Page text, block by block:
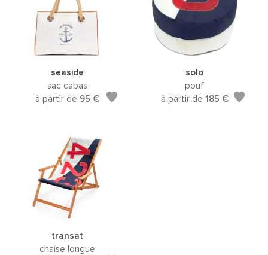
seaside
sac cabas
à partir de 95 €
solo
pouf
à partir de 185 €
transat
chaise longue